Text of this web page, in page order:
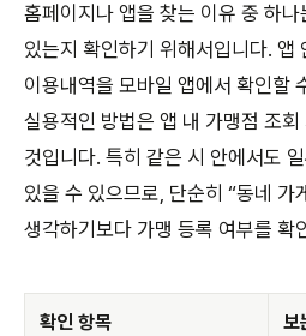
홈페이지나 앱을 찾는 이유 중 하
있는지 확인하기 위해서입니다. 앱
이용내역을 모바일 앱에서 확인할
실용적인 방법은 앱 내 가맹점 조
것입니다. 특히 같은 시 안에서도
있을 수 있으므로, 단순히 “동네 가
생각하기보다 가맹 등록 여부를 확
확인 항목 보